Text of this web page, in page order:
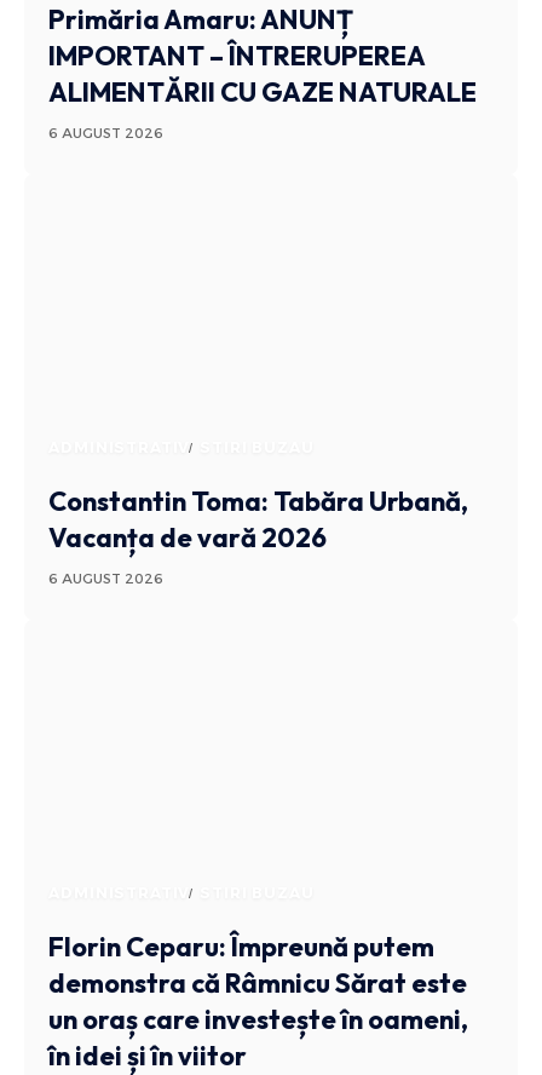
Primăria Amaru: ANUNȚ
IMPORTANT – ÎNTRERUPEREA
ALIMENTĂRII CU GAZE NATURALE
6 AUGUST 2026
ADMINISTRATIV
Constantin Toma: Tabăra Urbană,
Vacanța de vară 2026
6 AUGUST 2026
ADMINISTRATIV
Florin Ceparu: Împreună putem
demonstra că Râmnicu Sărat este
un oraș care investește în oameni,
în idei și în viitor